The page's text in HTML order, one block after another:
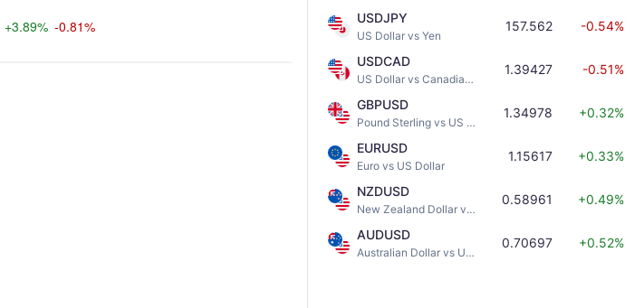
+3.89% -0.81% USDJPY
US Dollar vs Yen
157.562 -0.54%
USDCAD
US Dollar vs Canadian Dollar
1.39427 -0.51%
GBPUSD
Pound Sterling vs US Dollar
1.34978 +0.32%
EURUSD
Euro vs US Dollar
1.15617 +0.33%
NZDUSD
New Zealand Dollar vs US Dollar
0.58961 +0.49%
AUDUSD
Australian Dollar vs US Dollar
0.70697 +0.52%